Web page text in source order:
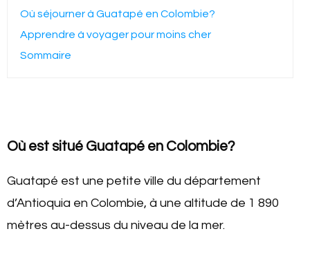
Où séjourner à Guatapé en Colombie?
Apprendre à voyager pour moins cher
Sommaire
Où est situé Guatapé en Colombie?
Guatapé est une petite ville du département
d’Antioquia en Colombie, à une altitude de 1 890
mètres au-dessus du niveau de la mer.